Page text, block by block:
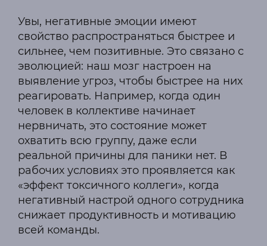
Увы, негативные эмоции имеют
свойство распространяться быстрее и
сильнее, чем позитивные. Это связано с
эволюцией: наш мозг настроен на
выявление угроз, чтобы быстрее на них
реагировать. Например, когда один
человек в коллективе начинает
нервничать, это состояние может
охватить всю группу, даже если
реальной причины для паники нет. В
рабочих условиях это проявляется как
«эффект токсичного коллеги», когда
негативный настрой одного сотрудника
снижает продуктивность и мотивацию
всей команды.